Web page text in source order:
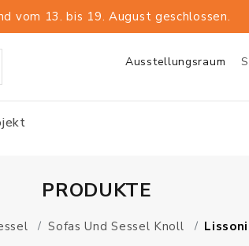
vom 13. bis 19. August geschlossen.
Ausstellungsraum
PRODUKTE
Sofas Und Sessel Knoll